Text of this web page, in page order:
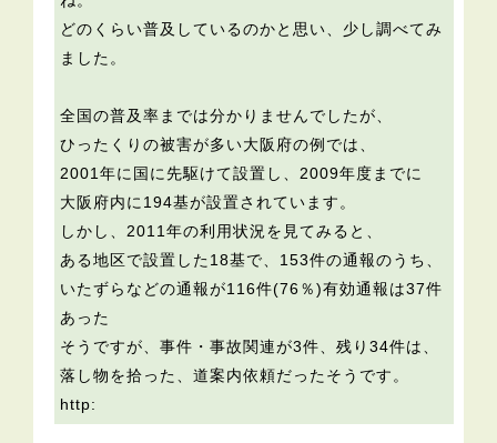
どのくらい普及しているのかと思い、少し調べてみ
ました。
全国の普及率までは分かりませんでしたが、
ひったくりの被害が多い大阪府の例では、
2001年に国に先駆けて設置し、2009年度までに
大阪府内に194基が設置されています。
しかし、2011年の利用状況を見てみると、
ある地区で設置した18基で、153件の通報のうち、
いたずらなどの通報が116件(76％)有効通報は37件
あった
そうですが、事件・事故関連が3件、残り34件は、
落し物を拾った、道案内依頼だったそうです。
http: